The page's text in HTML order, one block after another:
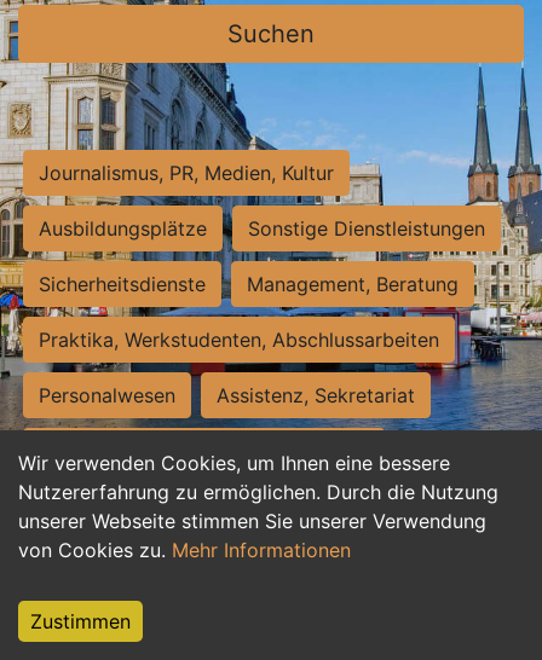
Wir verwenden Cookies, um Ihnen eine bessere
Nutzererfahrung zu ermöglichen. Durch die Nutzung
unserer Webseite stimmen Sie unserer Verwendung
von Cookies zu. Mehr Informationen
Zustimmen
Suchen
Journalismus, PR, Medien, Kultur
Ausbildungsplätze Sonstige Dienstleistungen
Sicherheitsdienste Management, Beratung
Praktika, Werkstudenten, Abschlussarbeiten
Personalwesen Assistenz, Sekretariat
Hilfskräfte, Aushilfs- und Nebenjobs
Einkauf, Logistik, Materialwirtschaft
Weiterbildung, Studium, duale Ausbildung
Tourismus